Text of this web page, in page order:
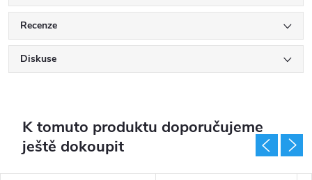
Recenze
Diskuse
K tomuto produktu doporučujeme
ještě dokoupit